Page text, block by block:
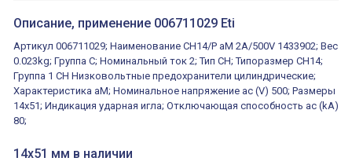
15Ампер 250В
XVR13M05L
Маячок
оранжевый
230VAC 130мм
ВКН8108
ВКН8108
Концевой
выключатель /
выключатель
путевой,
реле времени
0.1cек.-10 дней, 10
Описание, применение 006711029 Eti
Артикул 006711029; Наименование CH14/P aM 2A/500V 1433902; Вес
0.023kg; Группа C; Номинальный ток 2; Тип CH; Типоразмер CH14;
Группа 1 CH Низковольтные предохранители цилиндрические;
Характеристика aM; Номинальное напряжение ac (V) 500; Размеры
14x51; Индикация ударная игла; Отключающая способность ac (kA)
80;
14х51 мм в наличии